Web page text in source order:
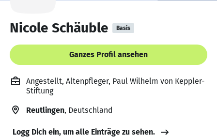
Nicole Schäuble Basis
Ganzes Profil ansehen
Angestellt, Altenpfleger, Paul Wilhelm von Keppler-
Stiftung
Reutlingen, Deutschland
Logg Dich ein, um alle Einträge zu sehen.